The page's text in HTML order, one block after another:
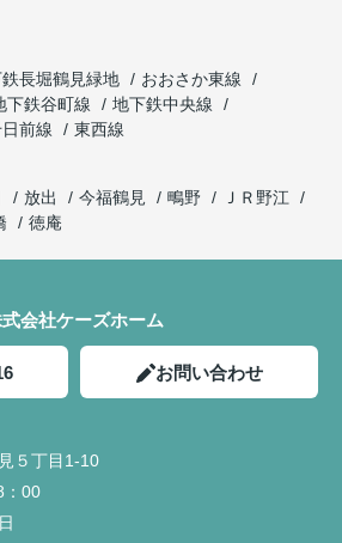
長堀鶴見緑地
おおさか東線
下鉄谷町線
地下鉄中央線
前線
東西線
放出 今福鶴見 鴫野
ＪＲ野江
徳庵
会社ケーズホーム
お問い合わせ
５丁目1-10
：00